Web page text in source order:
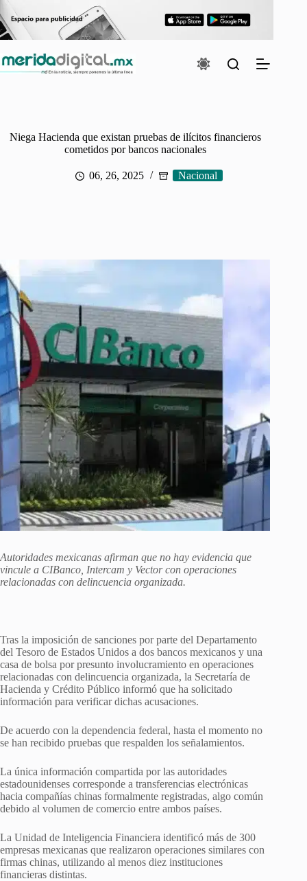
al
contenido
Niega Hacienda que existan pruebas de ilícitos financieros
cometidos por bancos nacionales
06, 26, 2025 Nacional
Autoridades mexicanas afirman que no hay evidencia que
vincule a CIBanco, Intercam y Vector con operaciones
relacionadas con delincuencia organizada.
Tras la imposición de sanciones por parte del Departamento
del Tesoro de Estados Unidos a dos bancos mexicanos y una
casa de bolsa por presunto involucramiento en operaciones
relacionadas con delincuencia organizada, la Secretaría de
Hacienda y Crédito Público informó que ha solicitado
información para verificar dichas acusaciones.
De acuerdo con la dependencia federal, hasta el momento no
se han recibido pruebas que respalden los señalamientos.
La única información compartida por las autoridades
estadounidenses corresponde a transferencias electrónicas
hacia compañías chinas formalmente registradas, algo común
debido al volumen de comercio entre ambos países.
La Unidad de Inteligencia Financiera identificó más de 300
empresas mexicanas que realizaron operaciones similares con
firmas chinas, utilizando al menos diez instituciones
financieras distintas.